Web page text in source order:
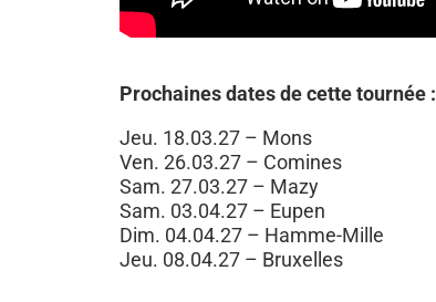
Prochaines dates de cette tournée :
Jeu. 18.03.27 – Mons
Ven. 26.03.27 – Comines
Sam. 27.03.27 – Mazy
Sam. 03.04.27 – Eupen
Dim. 04.04.27 – Hamme-Mille
Jeu. 08.04.27 – Bruxelles